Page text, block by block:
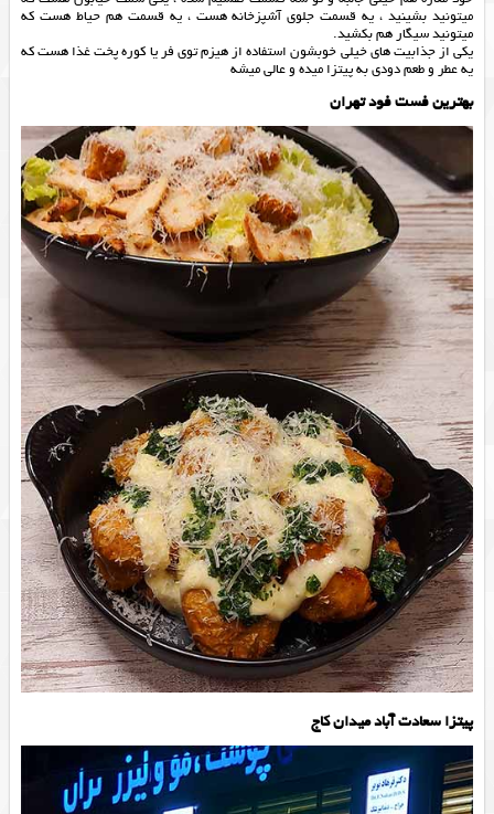
میتونید بشینید ، یه قسمت جلوی آشپزخانه هست ، یه قسمت هم حیاط هست که
میتونید سیگار هم بکشید.
یکی از جذابیت های خیلی خوبشون استفاده از هیزم توی فر یا کوره پخت غذا هست که
یه عطر و طعم دودی به پیتزا میده و عالی میشه
بهترین فست فود تهران
پیتزا سعادت آباد میدان کاج